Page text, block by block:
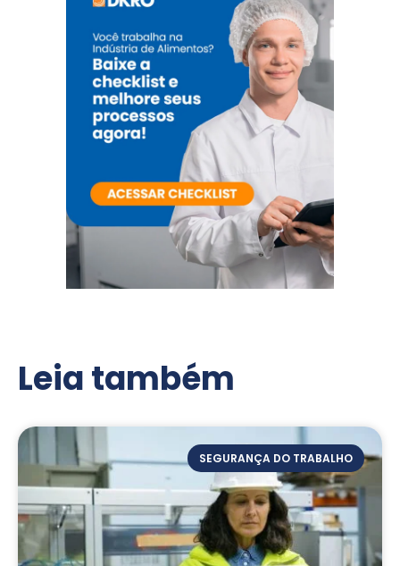
Leia também
SEGURANÇA DO TRABALHO